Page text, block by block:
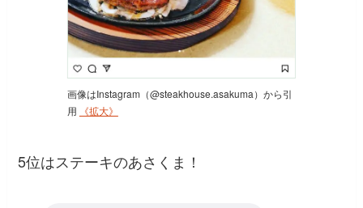
画像はInstagram（@steakhouse.asakuma）から引
用
《拡大》
5位はステーキのあさくま！